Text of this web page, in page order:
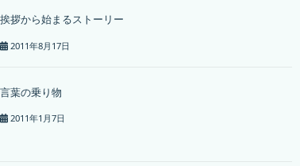
挨拶から始まるストーリー
2011年8月17日
言葉の乗り物
2011年1月7日